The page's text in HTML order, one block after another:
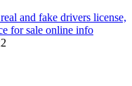
and fake drivers license,
for sale online info